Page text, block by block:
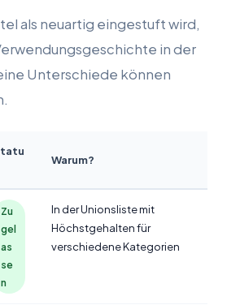
als neuartig eingestuft wird,
in der
Unterschiede können
Warum?
Zu
gel
as
se
n
In der Unionsliste mit
Höchstgehalten für
verschiedene Kategorien